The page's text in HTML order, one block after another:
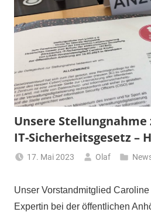
Unsere Stellungnahme
IT-Sicherheitsgesetz –
17. Mai 2023 Olaf
Unser Vorstandmitglied
Expertin bei der öffentlichen